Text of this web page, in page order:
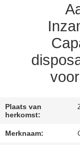
CITAAT
SITEMAP
PRIVACY
POLICY
Plaats van
herkomst:
Merknaam: